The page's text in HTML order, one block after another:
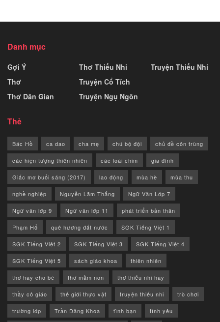
Danh mục
Gợi Ý
Thơ
Thơ Dân Gian
Thơ Thiếu Nhi
Truyện Cổ Tích
Truyện Ngụ Ngôn
Truyện Thiếu Nhi
Thẻ
Bác Hồ ca dao cha mẹ chú bộ đội chủ đề côn trùng
các hiện tượng thiên nhiên các loài chim gia đình
Giấc mơ buổi sáng (2017) lao động mùa hè mùa thu
nghề nghiệp Nguyễn Lãm Thắng Ngữ Văn Lớp 7
Ngữ văn lớp 9 Ngữ văn lớp 11 phát triển bản thân
Phạm Hổ quê hương đất nước SGK Tiếng Việt 1
SGK Tiếng Việt 2 SGK Tiếng Việt 3 SGK Tiếng Việt 4
SGK Tiếng Việt 5 sách giáo khoa thiên nhiên
thơ hay cho bé thơ mầm non thơ thiếu nhi hay
thầy cô giáo thế giới thực vật truyện thiếu nhi trò chơi
trường lớp Trần Đăng Khoa tình bạn tình yêu